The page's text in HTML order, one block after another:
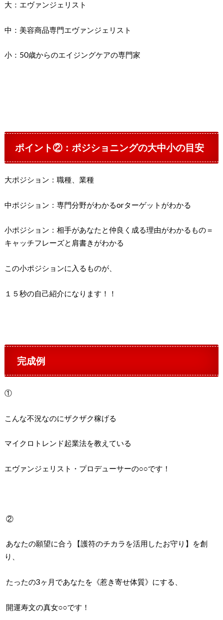
大：エヴァンジェリスト
中：美容商品専門エヴァンジェリスト
小：50歳からのエイジングケアの専門家
ポイント②：ポジショニングの大中小の目安
大ポジション：職種、業種
中ポジション：専門分野がわかるorターゲットがわかる
小ポジション：相手があなたと仲良く成る理由がわかるもの＝
キャッチフレーズと肩書きがわかる
この小ポジションに入るものが、
１５秒の自己紹介になります！！
完成例
①
こんな不況なのにザクザク稼げる
マイクロトレンド起業法を教えている
エヴァンジェリスト・プロデューサーの○○です！
②
あなたの願望に合う【護符のチカラを活用したお守り】を創
り、
たったの3ヶ月であなたを《惹き寄せ体質》にする、
開運寿文の真女○○です！